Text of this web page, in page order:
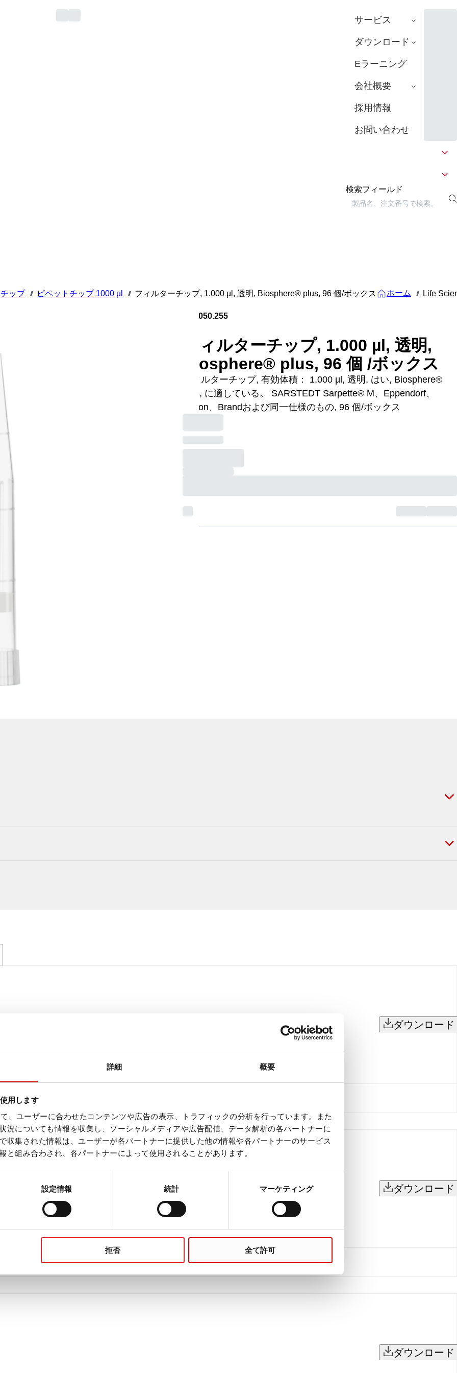
詳細 概要
用します
、ユーザーに合わせたコンテンツや広告の表示、トラフィックの分析を行っています。また
況についても情報を収集し、ソーシャルメディアや広告配信、データ解析の各パートナーに
収集された情報は、ユーザーが各パートナーに提供した他の情報や各パートナーのサービス
と組み合わされ、各パートナーによって使用されることがあります。
設定情報 統計 マーケティング
拒否 全て許可
サービス
ダウンロード
Eラーニング
会社概要
採用情報
お問い合わせ
検索フィールド
ップ /// ピペットチップ 1000 µl /// フィルターチップ, 1.000 µl, 透明, Biosphere® plus, 96 個/ボックス ホーム /// Life
70.3050.255
フィルターチップ, 1.000 µl, 透明,
Biosphere® plus, 96 個 /ボックス
フィルターチップ, 有効体積： 1,000 µl, 透明, はい, Biosphere®
plus, に適している。 SARSTEDT Sarpette® M、Eppendorf、
Gilson、Brandおよび同一仕様のもの, 96 個/ボックス
ダウンロード
ダウンロード
ダウンロード